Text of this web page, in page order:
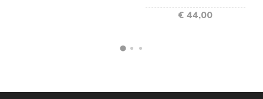
€ 44,00